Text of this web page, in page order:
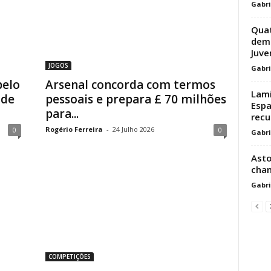
0
JOGOS
Arsenal concorda com termos
pessoais e prepara £ 70 milhões
para...
Rogério Ferreira - 24 Julho 2026 0
COMPETIÇÕES